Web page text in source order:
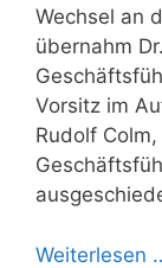
Wechsel an
übernahm
Vorsitz im
Rudolf
Weiterlesen